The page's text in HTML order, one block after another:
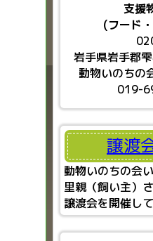
支援
(フード
岩手県岩手郡
動物いのち
019-
譲渡
動物いのちの会
里親（飼い主）
譲渡会を開催し